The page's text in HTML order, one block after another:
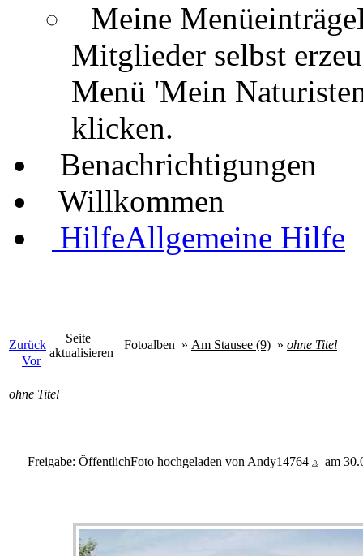
Meine Menüeinträge
Mitglieder selbst
Menü 'Mein
klicken.
Benachrichtigungen
Willkommen
HilfeAllgemeine Hilfe
Zurück
Vor
Seite
aktualisieren
Fotoalben » Am Stausee (9) » ohne Titel
ohne Titel
Freigabe: ÖffentlichFoto hochgeladen von Andy14764 am